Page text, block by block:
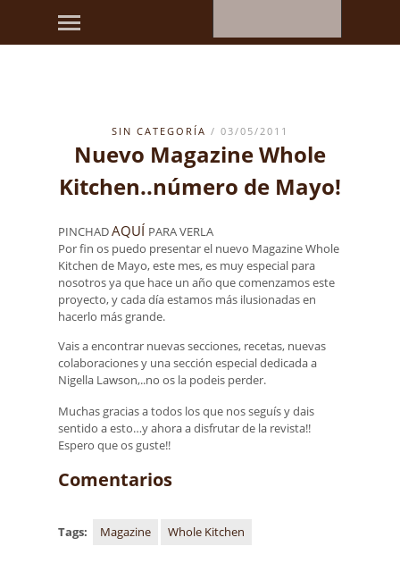
SIN CATEGORÍA / 03/05/2011
Nuevo Magazine Whole
Kitchen..número de Mayo!
PINCHADAQUÍ PARA VERLA
Por fin os puedo presentar el nuevo Magazine Whole
Kitchen de Mayo, este mes, es muy especial para
nosotros ya que hace un año que comenzamos este
proyecto, y cada día estamos más ilusionadas en
hacerlo más grande.
Vais a encontrar nuevas secciones, recetas, nuevas
colaboraciones y una sección especial dedicada a
Nigella Lawson,..no os la podeis perder.
Muchas gracias a todos los que nos seguís y dais
sentido a esto…y ahora a disfrutar de la revista!!
Espero que os guste!!
Comentarios
Tags: Magazine Whole Kitchen